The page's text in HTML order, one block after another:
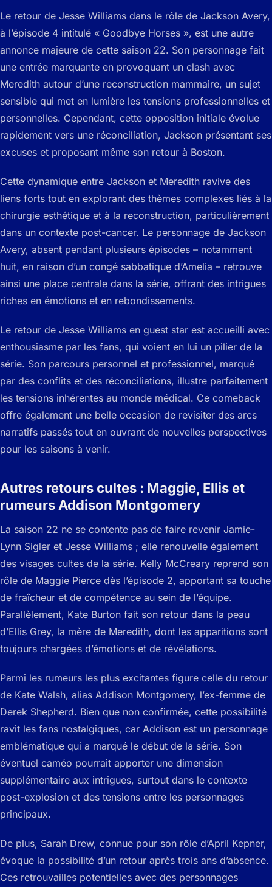
Le retour de Jesse Williams dans le rôle de Jackson Avery,
à l’épisode 4 intitulé « Goodbye Horses », est une autre
annonce majeure de cette saison 22. Son personnage fait
une entrée marquante en provoquant un clash avec
Meredith autour d’une reconstruction mammaire, un sujet
sensible qui met en lumière les tensions professionnelles et
personnelles. Cependant, cette opposition initiale évolue
rapidement vers une réconciliation, Jackson présentant ses
excuses et proposant même son retour à Boston.
Cette dynamique entre Jackson et Meredith ravive des
liens forts tout en explorant des thèmes complexes liés à la
chirurgie esthétique et à la reconstruction, particulièrement
dans un contexte post-cancer. Le personnage de Jackson
Avery, absent pendant plusieurs épisodes – notamment
huit, en raison d’un congé sabbatique d’Amelia – retrouve
ainsi une place centrale dans la série, offrant des intrigues
riches en émotions et en rebondissements.
Le retour de Jesse Williams en guest star est accueilli avec
enthousiasme par les fans, qui voient en lui un pilier de la
série. Son parcours personnel et professionnel, marqué
par des conflits et des réconciliations, illustre parfaitement
les tensions inhérentes au monde médical. Ce comeback
offre également une belle occasion de revisiter des arcs
narratifs passés tout en ouvrant de nouvelles perspectives
pour les saisons à venir.
Autres retours cultes : Maggie, Ellis et
rumeurs Addison Montgomery
La saison 22 ne se contente pas de faire revenir Jamie-
Lynn Sigler et Jesse Williams ; elle renouvelle également
des visages cultes de la série. Kelly McCreary reprend son
rôle de Maggie Pierce dès l’épisode 2, apportant sa touche
de fraîcheur et de compétence au sein de l’équipe.
Parallèlement, Kate Burton fait son retour dans la peau
d’Ellis Grey, la mère de Meredith, dont les apparitions sont
toujours chargées d’émotions et de révélations.
Parmi les rumeurs les plus excitantes figure celle du retour
de Kate Walsh, alias Addison Montgomery, l’ex-femme de
Derek Shepherd. Bien que non confirmée, cette possibilité
ravit les fans nostalgiques, car Addison est un personnage
emblématique qui a marqué le début de la série. Son
éventuel caméo pourrait apporter une dimension
supplémentaire aux intrigues, surtout dans le contexte
post-explosion et des tensions entre les personnages
principaux.
De plus, Sarah Drew, connue pour son rôle d’April Kepner,
évoque la possibilité d’un retour après trois ans d’absence.
Ces retrouvailles potentielles avec des personnages